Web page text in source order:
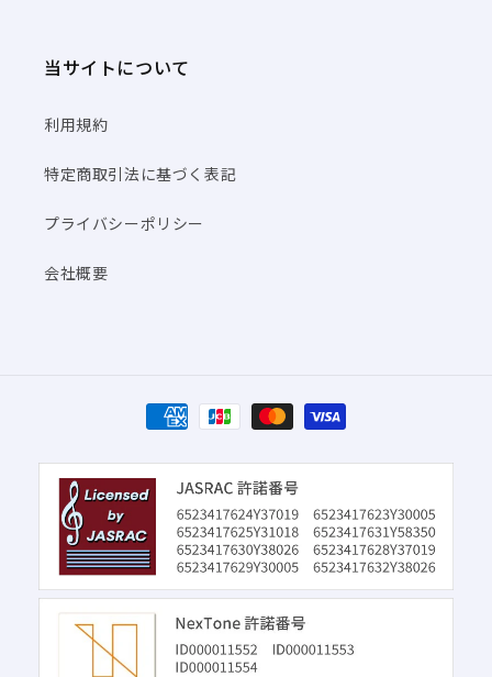
当サイトについて
利用規約
特定商取引法に基づく表記
プライバシーポリシー
会社概要
決
済
方
法